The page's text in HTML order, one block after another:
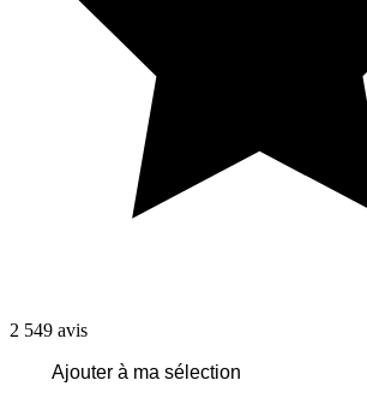
2 549 avis
Ajouter à ma sélection